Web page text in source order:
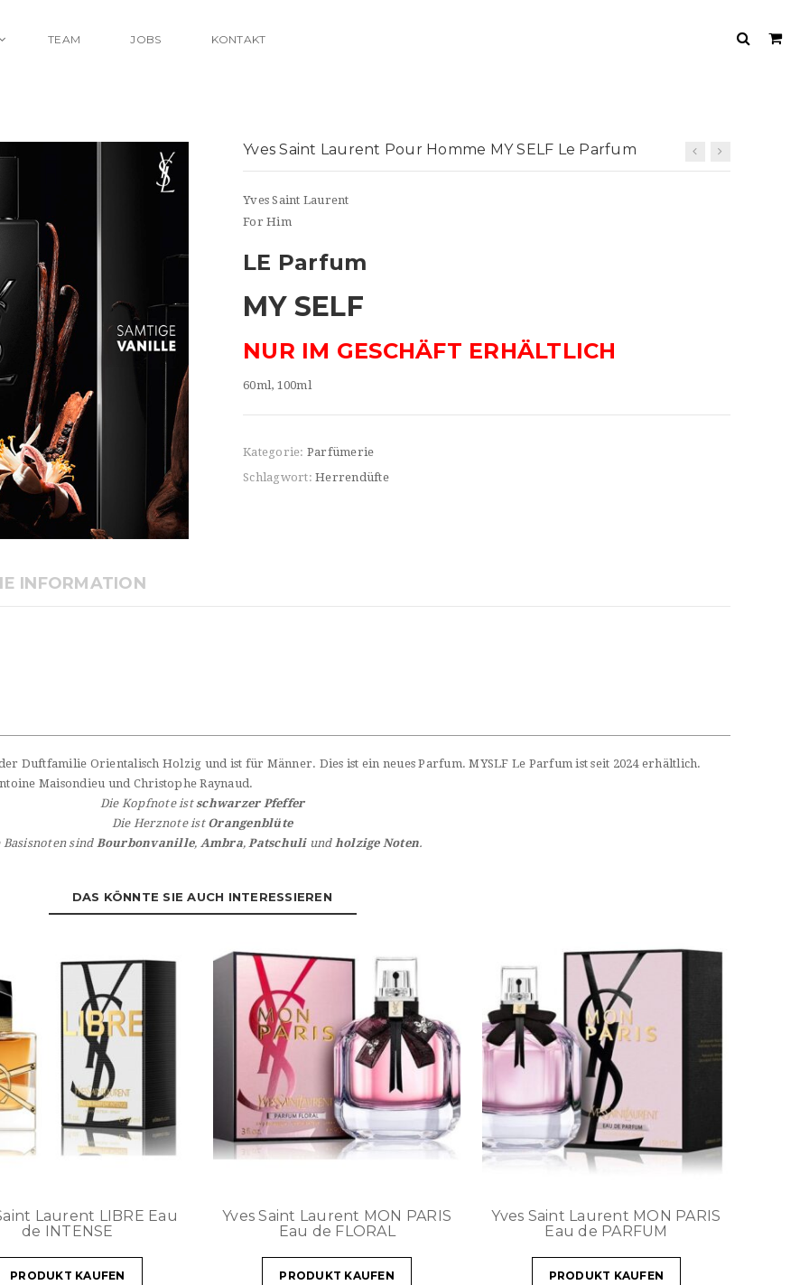
TEAM JOBS KONTAKT
Yves Saint Laurent Pour Homme MY SELF Le Parfum
Yves Saint Laurent
For Him
LE Parfum
MY SELF
NUR IM GESCHÄFT ERHÄLTLICH
60ml, 100ml
Kategorie: Parfümerie
Schlagwort: Herrendüfte
INFORMATION
Duftfamilie Orientalisch Holzig und ist für Männer. Dies ist ein neues Parfum. MYSLF Le Parfum ist seit 2024 erhältlich.
Maisondieu und Christophe Raynaud.
Die Kopfnote istschwarzer Pfeffer
Die Herznote ist Orangenblüte
Basisnoten sind Bourbonvanille, Ambra, Patschuliund holzige Noten.
DAS KÖNNTE SIE AUCH INTERESSIEREN
Laurent LIBRE Eau
de INTENSE
PRODUKT KAUFEN
Yves Saint Laurent MON PARIS
Eau de FLORAL
PRODUKT KAUFEN
Yves Saint Laurent MON PARIS
Eau de PARFUM
PRODUKT KAUFEN